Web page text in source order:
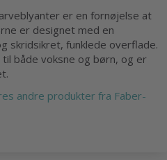
er en fornøjelse at
er designet med en
skridsikret, funklede overflade.
både voksne og børn, og er
andre produkter fra Faber-